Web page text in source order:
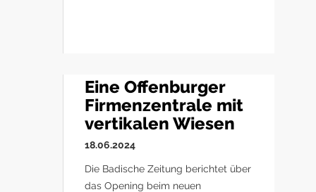
Eine Offenburger
Firmenzentrale mit
vertikalen Wiesen
18.06.2024
Die Badische Zeitung berichtet über
das Opening beim neuen